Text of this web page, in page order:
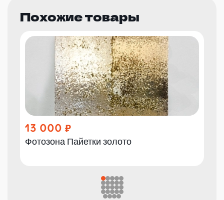
Похожие товары
13 000
Фотозона Пайетки золото